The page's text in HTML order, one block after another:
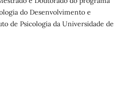
do Desenvolvimento e
de Psicologia da Universidade de